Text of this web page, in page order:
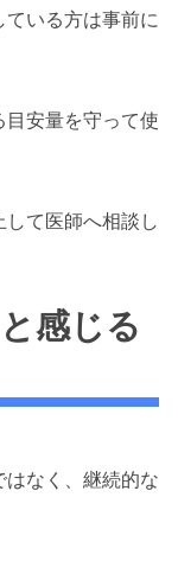
いる方は事前に
目安量を守って使
て医師へ相談し
感じる
なく、継続的な